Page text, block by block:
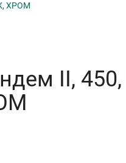
ХРОМ
II, 450,